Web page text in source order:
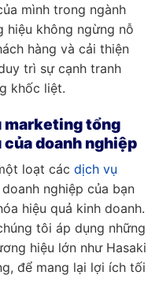
mình trong ngành
hiệu không ngừng nỗ
hàng và cải thiện
trì sự cạnh tranh
khốc liệt.
marketing tổng
doanh nghiệp
loạt các dịch vụ
nghiệp của bạn
hiệu quả kinh doanh.
tôi áp dụng những
hiệu lớn như Hasaki
để mang lại lợi ích tối